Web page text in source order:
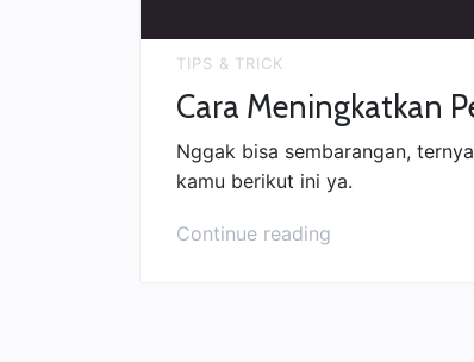
TIPS & TRICK
Cara Meningkatkan
Nggak bisa sembarangan,
kamu berikut ini ya.
Continue reading